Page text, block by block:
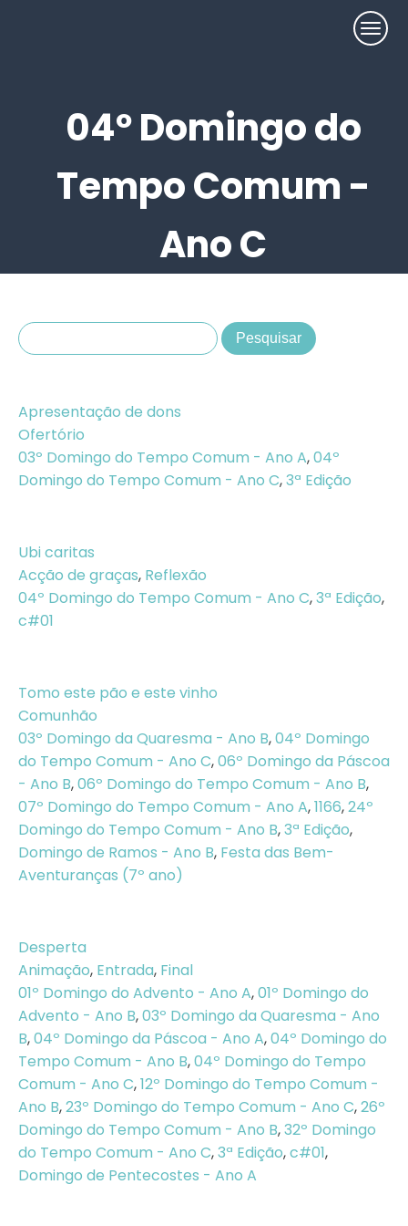
04º Domingo do
Tempo Comum -
Ano C
Apresentação de dons
Ofertório
03º Domingo do Tempo Comum - Ano A,04º
Domingo do Tempo Comum - Ano C,3ª Edição
Ubi caritas
Acção de graças, Reflexão
04º Domingo do Tempo Comum - Ano C,3ª Edição,
c#01
Tomo este pão e este vinho
Comunhão
03º Domingo da Quaresma - Ano B,04º Domingo
do Tempo Comum - Ano C,06º Domingo da Páscoa
- Ano B,06º Domingo do Tempo Comum - Ano B,
07º Domingo do Tempo Comum - Ano A,1166,24º
Domingo do Tempo Comum - Ano B,3ª Edição,
Domingo de Ramos - Ano B, Festa das Bem-
Aventuranças (7º ano)
Desperta
Animação, Entrada, Final
01º Domingo do Advento - Ano A,01º Domingo do
Advento - Ano B,03º Domingo da Quaresma - Ano
B,04º Domingo da Páscoa - Ano A,04º Domingo do
Tempo Comum - Ano B,04º Domingo do Tempo
Comum - Ano C,12º Domingo do Tempo Comum -
Ano B,23º Domingo do Tempo Comum - Ano C,26º
Domingo do Tempo Comum - Ano B,32º Domingo
do Tempo Comum - Ano C,3ª Edição,c#01,
Domingo de Pentecostes - Ano A